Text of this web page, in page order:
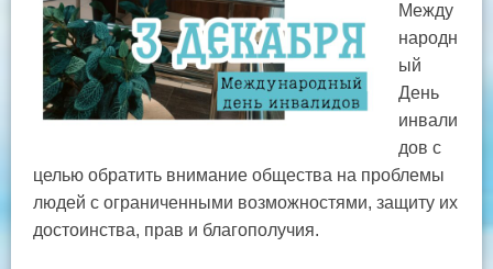
Между
народн
ый
День
инвали
дов с
целью обратить внимание общества на проблемы
людей с ограниченными возможностями, защиту их
достоинства, прав и благополучия.